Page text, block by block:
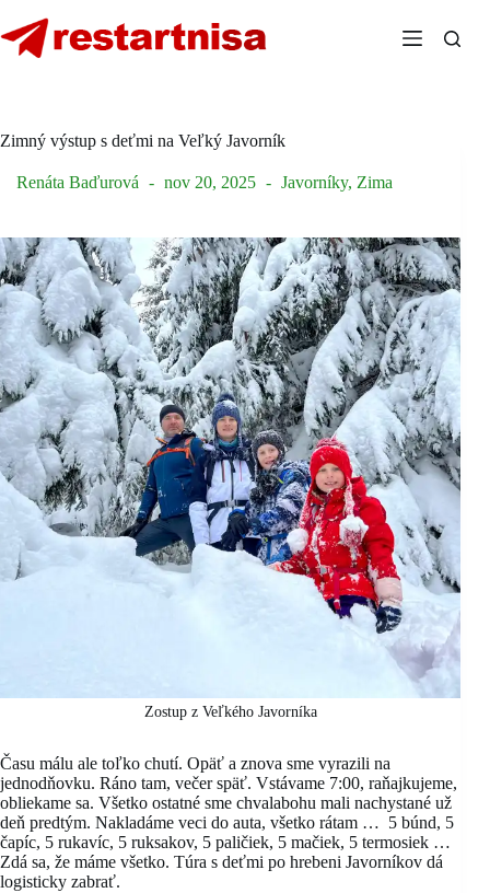
to
content
Zimný výstup s deťmi na Veľký Javorník
Renáta Baďurová nov 20, 2025 Javorníky, Zima
Zostup z Veľkého Javorníka
Času málu ale toľko chutí. Opäť a znova sme vyrazili na
jednodňovku. Ráno tam, večer späť. Vstávame 7:00, raňajkujeme,
obliekame sa. Všetko ostatné sme chvalabohu mali nachystané už
deň predtým. Nakladáme veci do auta, všetko rátam … 5 búnd, 5
čapíc, 5 rukavíc, 5 ruksakov, 5 paličiek, 5 mačiek, 5 termosiek …
Zdá sa, že máme všetko. Túra s deťmi po hrebeni Javorníkov dá
logisticky zabrať.